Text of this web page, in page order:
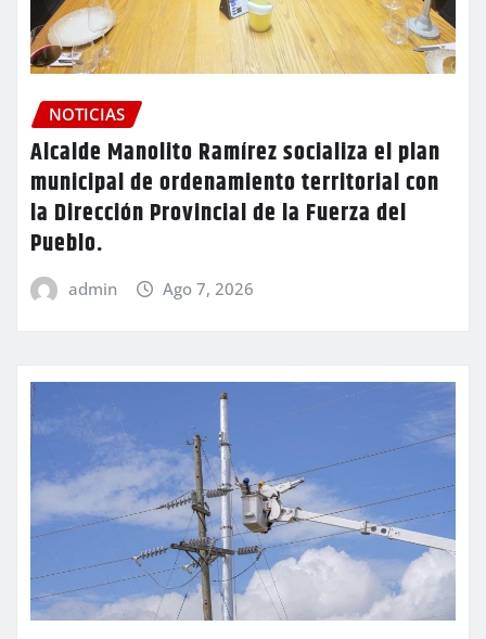
NOTICIAS
Alcalde Manolito Ramírez socializa el plan
municipal de ordenamiento territorial con
la Dirección Provincial de la Fuerza del
Pueblo.
admin Ago 7, 2026